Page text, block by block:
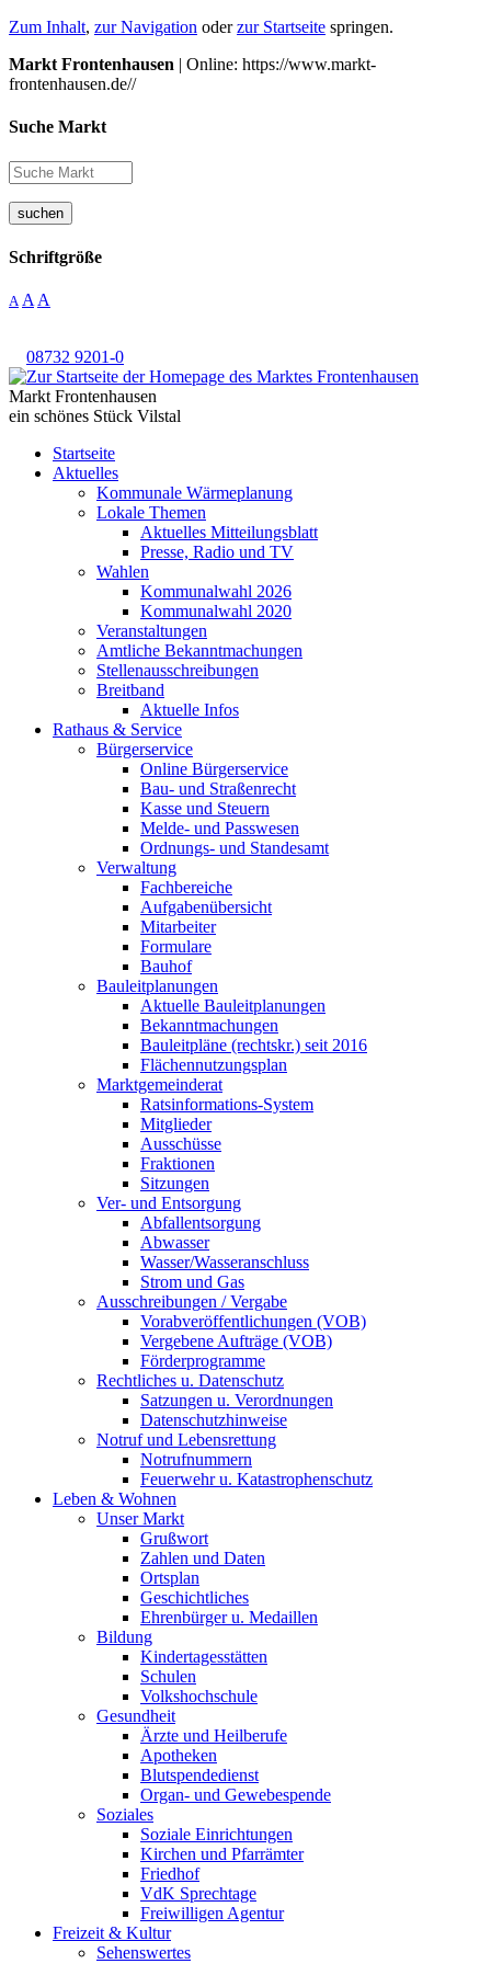
Zum Inhalt, zur Navigation oderzur Startseite springen.
Markt Frontenhausen | Online: https://www.markt-
frontenhausen.de//
Suche Markt
suchen
Schriftgröße
A A A
08732 9201-0
Markt Frontenhausen
ein schönes Stück Vilstal
Startseite
Aktuelles
Kommunale Wärmeplanung
Lokale Themen
Aktuelles Mitteilungsblatt
Presse, Radio und TV
Wahlen
Kommunalwahl 2026
Kommunalwahl 2020
Veranstaltungen
Amtliche Bekanntmachungen
Stellenausschreibungen
Breitband
Aktuelle Infos
Rathaus & Service
Bürgerservice
Online Bürgerservice
Bau- und Straßenrecht
Kasse und Steuern
Melde- und Passwesen
Ordnungs- und Standesamt
Verwaltung
Fachbereiche
Aufgabenübersicht
Mitarbeiter
Formulare
Bauhof
Bauleitplanungen
Aktuelle Bauleitplanungen
Bekanntmachungen
Bauleitpläne (rechtskr.) seit 2016
Flächennutzungsplan
Marktgemeinderat
Ratsinformations-System
Mitglieder
Ausschüsse
Fraktionen
Sitzungen
Ver- und Entsorgung
Abfallentsorgung
Abwasser
Wasser/Wasseranschluss
Strom und Gas
Ausschreibungen / Vergabe
Vorabveröffentlichungen (VOB)
Vergebene Aufträge (VOB)
Förderprogramme
Rechtliches u. Datenschutz
Satzungen u. Verordnungen
Datenschutzhinweise
Notruf und Lebensrettung
Notrufnummern
Feuerwehr u. Katastrophenschutz
Leben & Wohnen
Unser Markt
Grußwort
Zahlen und Daten
Ortsplan
Geschichtliches
Ehrenbürger u. Medaillen
Bildung
Kindertagesstätten
Schulen
Volkshochschule
Gesundheit
Ärzte und Heilberufe
Apotheken
Blutspendedienst
Organ- und Gewebespende
Soziales
Soziale Einrichtungen
Kirchen und Pfarrämter
Friedhof
VdK Sprechtage
Freiwilligen Agentur
Freizeit & Kultur
Sehenswertes